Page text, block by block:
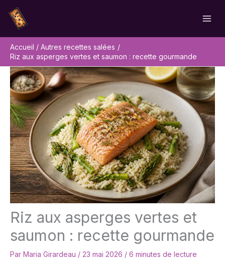
contenu
Accueil
Autres recettes salées
Riz aux asperges vertes et saumon : recette gourmande
Riz aux asperges vertes et
saumon : recette gourmande
Par Maria Girardeau / 23 mai 2026 / 6 minutes de lecture
Rechercher